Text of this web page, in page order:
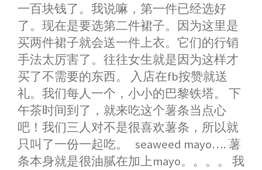
一百块钱了。我说嘛，第一件已经选好
了。现在是要选第二件裙子。因为这里是
买两件裙子就会送一件上衣。它们的行销
手法太厉害了。往往女生就是因为这样才
买了不需要的东西。 入店在fb按赞就送
礼。我们每人一个，小小的巴黎铁塔。 下
午茶时间到了，就来吃这个薯条当点心
吧！我们三人对不是很喜欢薯条，所以就
只叫了一份一起吃。 seaweed mayo…. 薯
条本身就是很油腻在加上mayo。。。。 我